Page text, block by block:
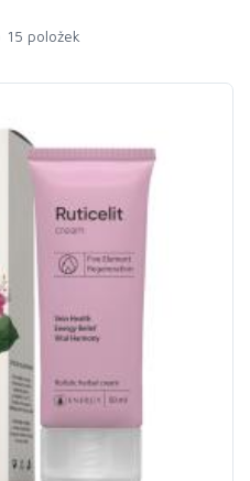
regenerační efekt.
nejen svým složením,
do tkání. Pozitivně tak
ale prostřednictvím
uložené orgány a jejich
15 položek